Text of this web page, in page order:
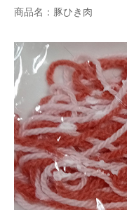
商品名：豚ひき肉